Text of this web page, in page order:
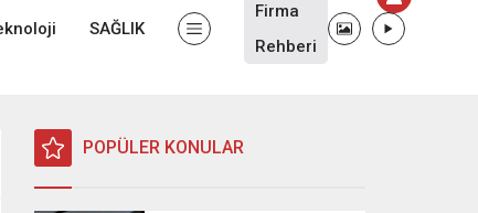
SAĞLIK
Firma
Rehberi
POPÜLER KONULAR